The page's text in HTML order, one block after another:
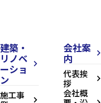
建築・
リノベ
ーショ
ン
arrow_forward_ios
施工事 arrow_forward_ios
会社案
内
arrow_forward_ios
代表挨
拶 arrow_forward_ios
会社概